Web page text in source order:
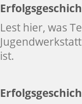
Lest hier, was
ist.